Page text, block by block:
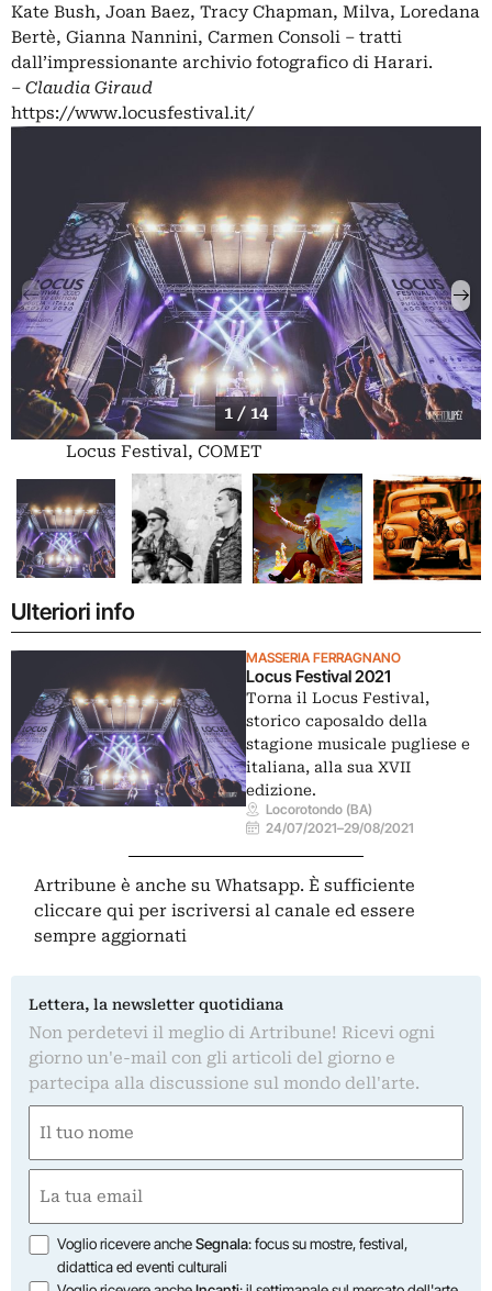
Kate Bush, Joan Baez, Tracy Chapman, Milva, Loredana
Bertè, Gianna Nannini, Carmen Consoli – tratti
dall’impressionante archivio fotografico di Harari.
– Claudia Giraud
https://www.locusfestival.it/
1 / 14
Locus Festival, COMET
Ulteriori info
MASSERIA FERRAGNANO
Locus Festival 2021
Torna il Locus Festival,
storico caposaldo della
stagione musicale pugliese e
italiana, alla sua XVII
edizione.
Locorotondo (BA)
24/07/2021–29/08/2021
Artribune è anche su Whatsapp. È sufficiente
cliccare qui per iscriversi al canale ed essere
sempre aggiornati
Lettera, la newsletter quotidiana
Non perdetevi il meglio di Artribune! Ricevi ogni
giorno un'e-mail con gli articoli del giorno e
partecipa alla discussione sul mondo dell'arte.
(Obbligatorio)
Nome
(Obbligatorio)
Opzioni
Voglio ricevere ancheSegnala: focus su mostre, festival,
didattica ed eventi culturali